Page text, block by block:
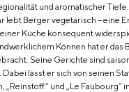
und aromatischer
lebt Berger vegetarisch – eine
Küche konsequent
Können hat er das
Seine Gerichte sind
lässt er sich von seinen
„Reinstoff“ und „Le Faubourg“